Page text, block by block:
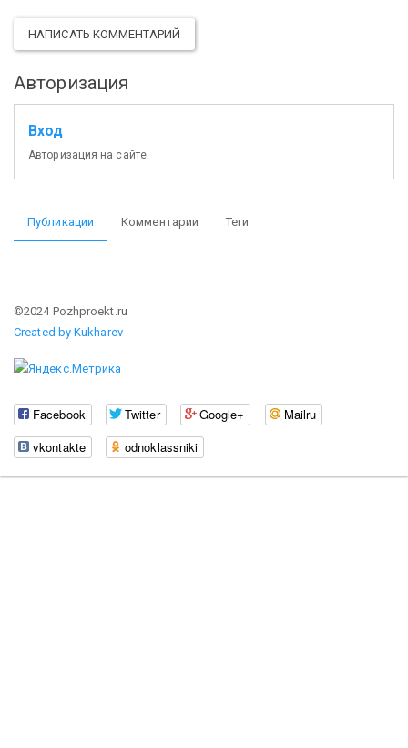
НАПИСАТЬ КОММЕНТАРИЙ
Авторизация
Вход
Авторизация на сайте.
Публикации Комментарии Теги
©2024 Pozhproekt.ru
Created by Kukharev
Facebook Twitter Google+
Mailru
vkontakte
odnoklassniki